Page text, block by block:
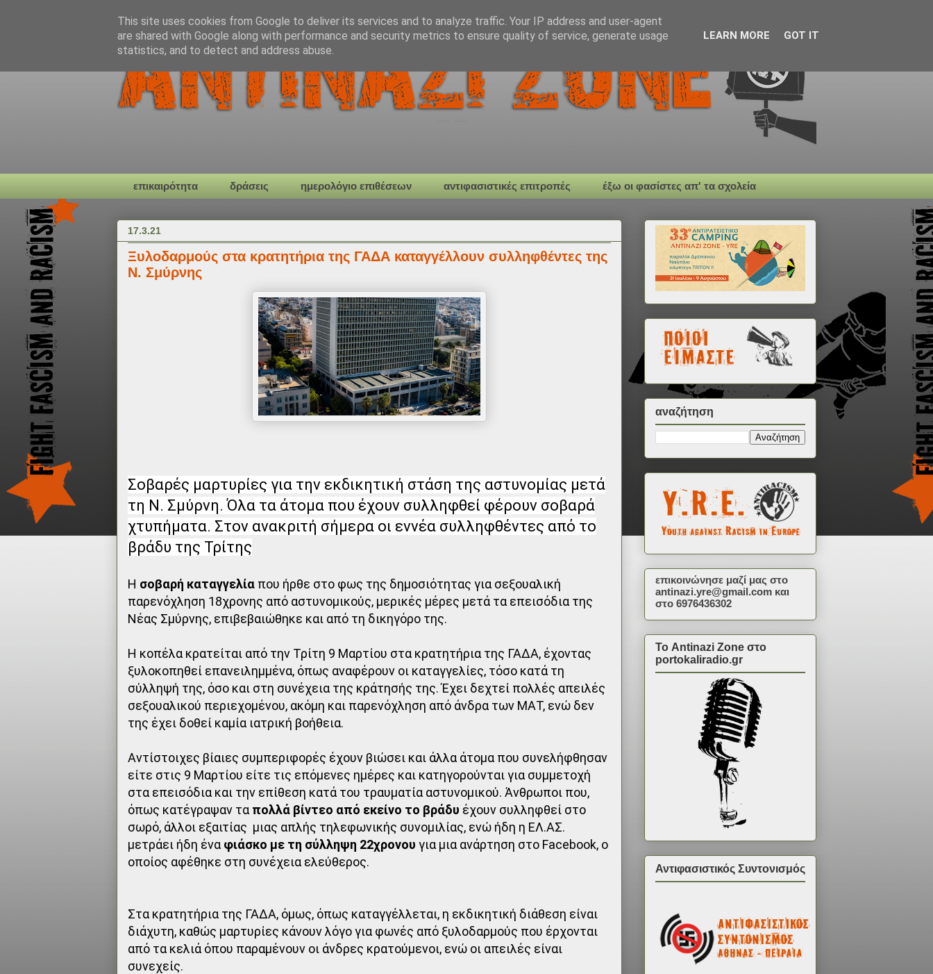
επικαιρότητα δράσεις ημερολόγιο επιθέσεων αντιφασιστικές επιτροπές έξω οι φασίστες απ' τα σχολεία
17.3.21
Ξυλοδαρμούς στα κρατητήρια της ΓΑΔΑ καταγγέλλουν συλληφθέντες της
Ν. Σμύρνης
Σοβαρές μαρτυρίες για την εκδικητική στάση της αστυνομίας μετά
τη Ν. Σμύρνη. Όλα τα άτομα που έχουν συλληφθεί φέρουν σοβαρά
χτυπήματα. Στον ανακριτή σήμερα οι εννέα συλληφθέντες από το
βράδυ της Τρίτης
Η σοβαρή καταγγελία που ήρθε στο φως της δημοσιότητας για σεξουαλική
παρενόχληση 18χρονης από αστυνομικούς, μερικές μέρες μετά τα επεισόδια της
Νέας Σμύρνης, επιβεβαιώθηκε και από τη δικηγόρο της.
Η κοπέλα κρατείται από την Τρίτη 9 Μαρτίου στα κρατητήρια της ΓΑΔΑ, έχοντας
ξυλοκοπηθεί επανειλημμένα, όπως αναφέρουν οι καταγγελίες, τόσο κατά τη
σύλληψή της, όσο και στη συνέχεια της κράτησής της. Έχει δεχτεί πολλές απειλές
σεξουαλικού περιεχομένου, ακόμη και παρενόχληση από άνδρα των ΜΑΤ, ενώ δεν
της έχει δοθεί καμία ιατρική βοήθεια.
Αντίστοιχες βίαιες συμπεριφορές έχουν βιώσει και άλλα άτομα που συνελήφθησαν
είτε στις 9 Μαρτίου είτε τις επόμενες ημέρες και κατηγορούνται για συμμετοχή
στα επεισόδια και την επίθεση κατά του τραυματία αστυνομικού. Άνθρωποι που,
όπως κατέγραψαν τα πολλά βίντεο από εκείνο το βράδυ έχουν συλληφθεί στο
σωρό, άλλοι εξαιτίας μιας απλής τηλεφωνικής συνομιλίας, ενώ ήδη η ΕΛ.ΑΣ.
μετράει ήδη ένα φιάσκο με τη σύλληψη 22χρονου για μια ανάρτηση στο Facebook, ο
οποίος αφέθηκε στη συνέχεια ελεύθερος.
Στα κρατητήρια της ΓΑΔΑ, όμως, όπως καταγγέλλεται, η εκδικητική διάθεση είναι
διάχυτη, καθώς μαρτυρίες κάνουν λόγο για φωνές από ξυλοδαρμούς που έρχονται
από τα κελιά όπου παραμένουν οι άνδρες κρατούμενοι, ενώ οι απειλές είναι
συνεχείς.
αναζήτηση
επικοινώνησε μαζί μας στο
antinazi.yre@gmail.com και
στο 6976436302
Το Antinazi Zone στο
portokaliradio.gr
Αντιφασιστικός Συντονισμός
This site uses cookies from Google to deliver its services and to analyze traffic. Your IP address and user-agent
are shared with Google along with performance and security metrics to ensure quality of service, generate usage
statistics, and to detect and address abuse.
LEARN MORE GOT IT